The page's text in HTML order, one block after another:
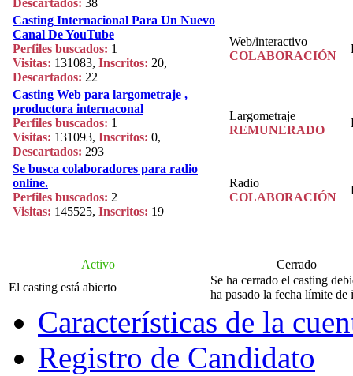
Descartados: 38
Casting Internacional Para Un Nuevo
Canal De YouTube
Perfiles buscados: 1
Visitas: 131083, Inscritos: 20,
Descartados: 22
Web/interactivo
COLABORACIÓN
Casting Web para largometraje ,
productora internaconal
Perfiles buscados: 1
Visitas: 131093, Inscritos: 0,
Descartados: 293
Largometraje
REMUNERADO
Se busca colaboradores para radio
online.
Perfiles buscados: 2
Visitas: 145525, Inscritos: 19
Radio
COLABORACIÓN
Activo
Cerrado
El casting está abierto
Se ha cerrado el casting
ha pasado la fecha límite de
Características de la
Registro de Candidato